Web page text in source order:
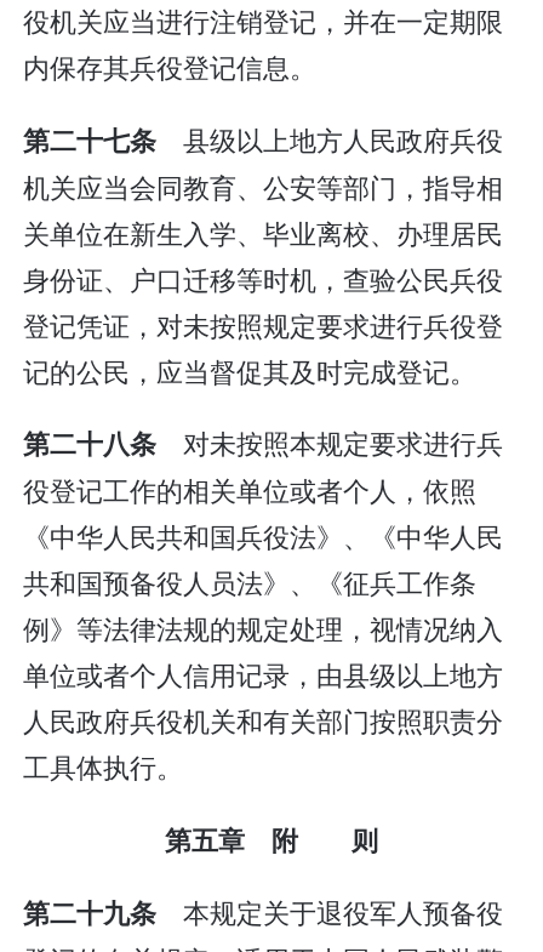
役机关应当进行注销登记，并在一定期限
内保存其兵役登记信息。
第二十七条县级以上地方人民政府兵役
机关应当会同教育、公安等部门，指导相
关单位在新生入学、毕业离校、办理居民
身份证、户口迁移等时机，查验公民兵役
登记凭证，对未按照规定要求进行兵役登
记的公民，应当督促其及时完成登记。
第二十八条对未按照本规定要求进行兵
役登记工作的相关单位或者个人，依照
《中华人民共和国兵役法》、《中华人民
共和国预备役人员法》、《征兵工作条
例》等法律法规的规定处理，视情况纳入
单位或者个人信用记录，由县级以上地方
人民政府兵役机关和有关部门按照职责分
工具体执行。
第五章 附 则
第二十九条 本规定关于退役军人预备役